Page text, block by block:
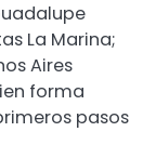
La Marina;
Aires
forma
pasos